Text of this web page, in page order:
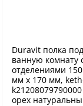
Duravit полка
ванную комнату
отделениями
мм х 170 мм,
орех